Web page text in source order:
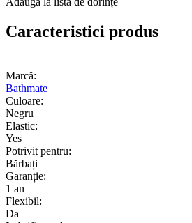
Caracteristici produs
Marcă:
Bathmate
Culoare:
Negru
Elastic:
Yes
Potrivit pentru:
Bărbați
Garanție:
1 an
Flexibil:
Da